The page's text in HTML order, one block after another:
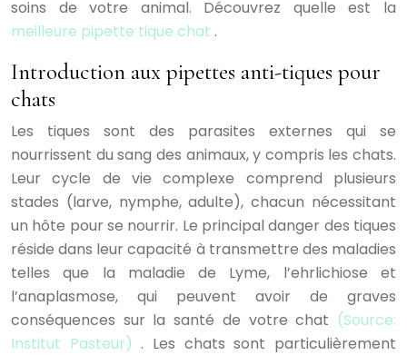
soins de votre animal. Découvrez quelle est la
meilleure pipette tique chat .
Introduction aux pipettes anti-tiques pour
chats
Les tiques sont des parasites externes qui se
nourrissent du sang des animaux, y compris les chats.
Leur cycle de vie complexe comprend plusieurs
stades (larve, nymphe, adulte), chacun nécessitant
un hôte pour se nourrir. Le principal danger des tiques
réside dans leur capacité à transmettre des maladies
telles que la maladie de Lyme, l’ehrlichiose et
l’anaplasmose, qui peuvent avoir de graves
conséquences sur la santé de votre chat (Source:
Institut Pasteur). Les chats sont particulièrement